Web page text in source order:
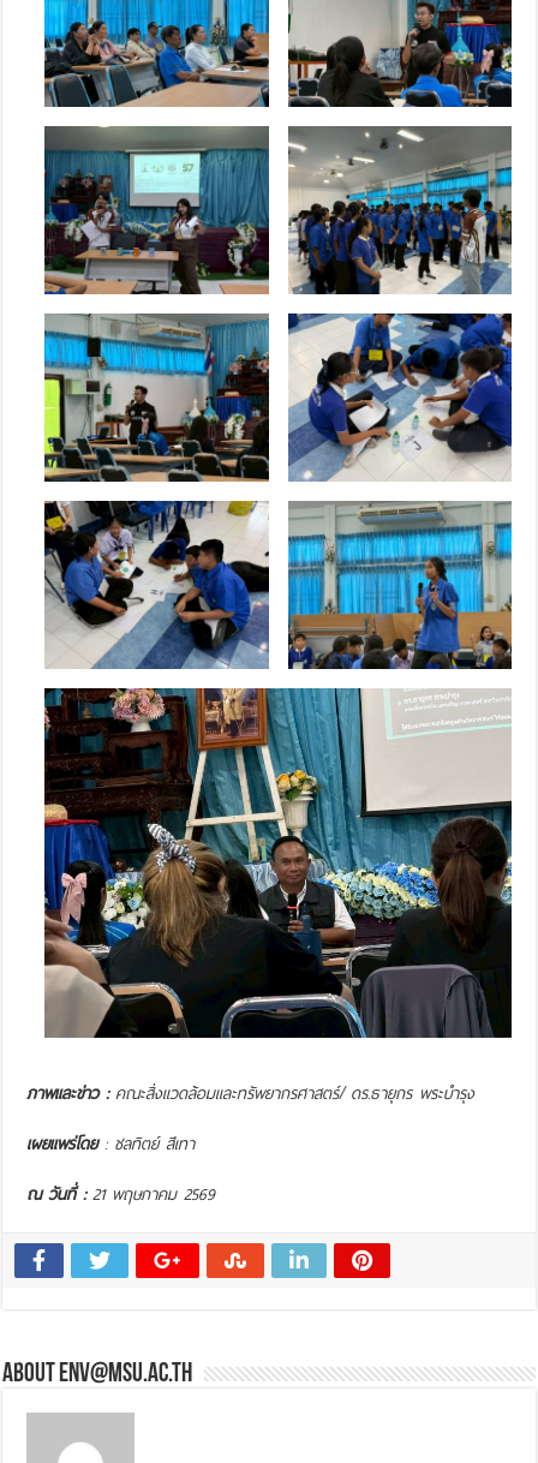
ภาพและข่าว :คณะสิ่งแวดล้อมและทรัพยากรศาสตร์/ ดร.ธายุกร พระบำรุง
เผยแพร่โดย: ชลทิตย์ สีเทา
ณ วันที่ :21 พฤษภาคม 2569
About env@msu.ac.th